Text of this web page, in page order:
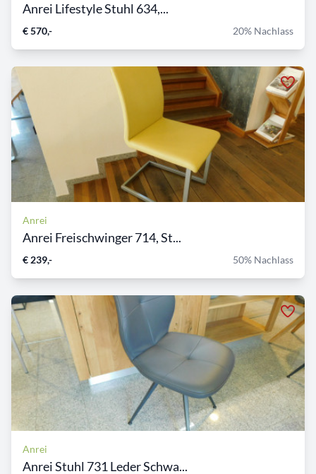
Anrei Lifestyle Stuhl 634,...
€ 570,- 20% Nachlass
Anrei
Anrei Freischwinger 714, St...
€ 239,- 50% Nachlass
Anrei
Anrei Stuhl 731 Leder Schwa...